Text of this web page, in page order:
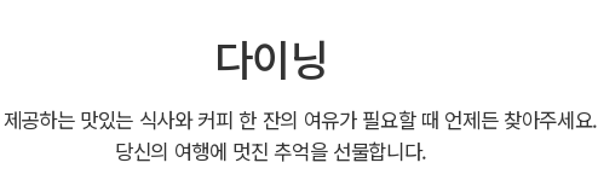
다이닝
공하는 맛있는 식사와 커피 한 잔의 여유가 필요할 때 언제든 찾아주세요.
당신의 여행에 멋진 추억을 선물합니다.